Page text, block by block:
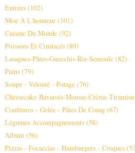
Entrées (102)
Mise À L'honneur (101)
Cuisine Du Monde (92)
Poissons Et Crustacés (89)
Lasagnes-Pâtes-Gnocchis-Riz-Semoule (82)
Pains (79)
Soupe - Velouté - Potage (76)
Cheesecake-Bavarois-Mousse-Crème-Tiramisu
Confitures - Gelée - Pâtes De Coing (67)
Légumes Accompagnements (58)
Album (56)
Pizzas - Focaccias - Hamburgers - Croques